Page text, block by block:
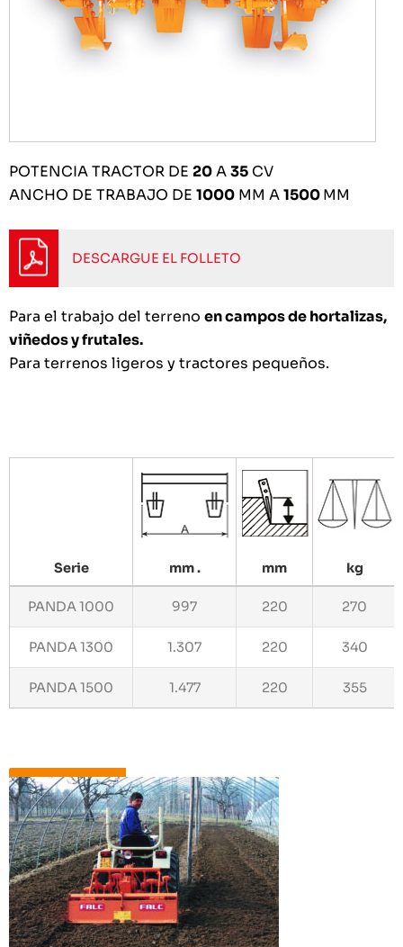
POTENCIA TRACTOR DE 20A35 CV
ANCHO DE TRABAJO DE 1000 MM A1500MM
DESCARGUE EL FOLLETO
Para el trabajo del terreno en campos de hortalizas,
viñedos y frutales.
Para terrenos ligeros y tractores pequeños.
Serie mm . mm kg
PANDA 1000 997 220 270
PANDA 1300 1.307 220 340
PANDA 1500 1.477 220 355